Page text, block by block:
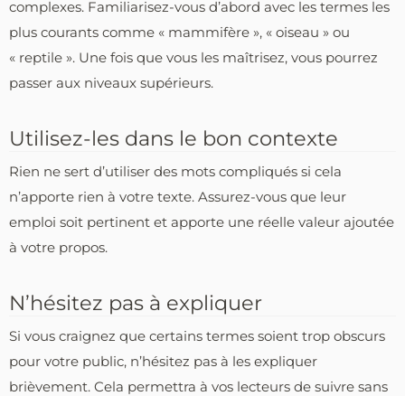
complexes. Familiarisez-vous d’abord avec les termes les
plus courants comme « mammifère », « oiseau » ou
« reptile ». Une fois que vous les maîtrisez, vous pourrez
passer aux niveaux supérieurs.
Utilisez-les dans le bon contexte
Rien ne sert d’utiliser des mots compliqués si cela
n’apporte rien à votre texte. Assurez-vous que leur
emploi soit pertinent et apporte une réelle valeur ajoutée
à votre propos.
N’hésitez pas à expliquer
Si vous craignez que certains termes soient trop obscurs
pour votre public, n’hésitez pas à les expliquer
brièvement. Cela permettra à vos lecteurs de suivre sans